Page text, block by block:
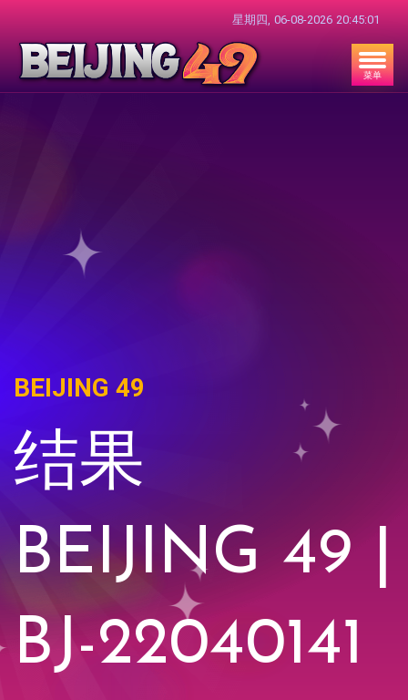
星期四, 06-08-2026 20:45:02
菜单
BEIJING 49
结果
BEIJING 49 |
BJ-22040141